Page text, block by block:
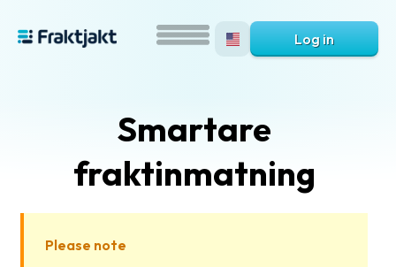
Log in
Smartare
fraktinmatning
Please note